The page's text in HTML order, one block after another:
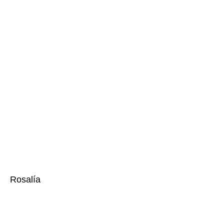
Rosalía